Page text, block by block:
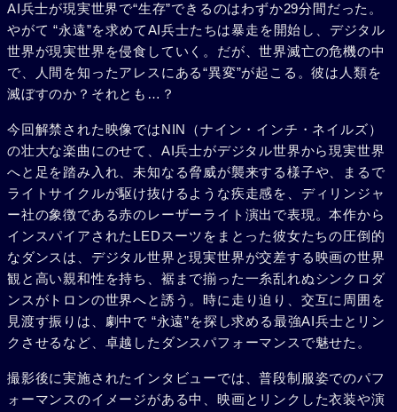
AI兵士が現実世界で“生存”できるのはわずか29分間だった。
やがて “永遠”を求めてAI兵士たちは暴走を開始し、デジタル
世界が現実世界を侵食していく。だが、世界滅亡の危機の中
で、人間を知ったアレスにある“異変”が起こる。彼は人類を
滅ぼすのか？それとも…？
今回解禁された映像ではNIN（ナイン・インチ・ネイルズ）
の壮大な楽曲にのせて、AI兵士がデジタル世界から現実世界
へと足を踏み入れ、未知なる脅威が襲来する様子や、まるで
ライトサイクルが駆け抜けるような疾走感を、ディリンジャ
ー社の象徴である赤のレーザーライト演出で表現。本作から
インスパイアされたLEDスーツをまとった彼女たちの圧倒的
なダンスは、デジタル世界と現実世界が交差する映画の世界
観と高い親和性を持ち、裾まで揃った一糸乱れぬシンクロダ
ンスがトロンの世界へと誘う。時に走り迫り、交互に周囲を
見渡す振りは、劇中で “永遠”を探し求める最強AI兵士とリン
クさせるなど、卓越したダンスパフォーマンスで魅せた。
撮影後に実施されたインタビューでは、普段制服姿でのパフ
ォーマンスのイメージがある中、映画とリンクした衣装や演